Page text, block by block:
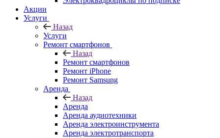
Акции
Услуги
Назад
Услуги
Ремонт смартфонов
Назад
Ремонт смартфонов
Ремонт iPhone
Ремонт Samsung
Аренда
Назад
Аренда
Аренда аудиотехники
Аренда электроинструмента
Аренда электротранспорта